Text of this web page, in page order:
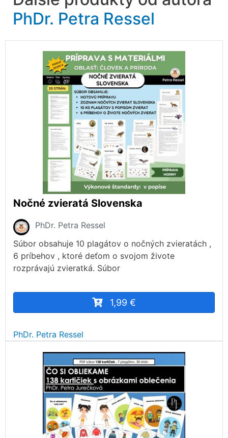
PhDr. Petra Ressel
Nočné zvieratá Slovenska
PhDr. Petra Ressel
Súbor obsahuje 10 plagátov o nočných zvieratách ,
6 príbehov , ktoré deťom o svojom živote
rozprávajú zvieratká. Súbor
1,99 €
PhDr. Petra Ressel